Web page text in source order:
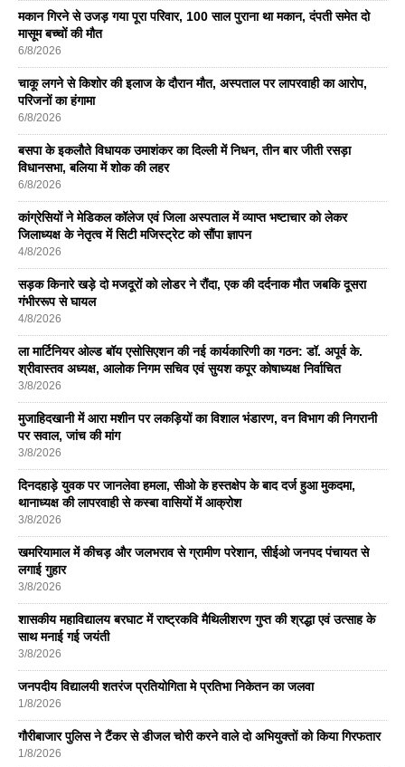
मकान गिरने से उजड़ गया पूरा परिवार, 100 साल पुराना था मकान, दंपती समेत दो
मासूम बच्चों की मौत
6/8/2026
चाकू लगने से किशोर की इलाज के दौरान मौत, अस्पताल पर लापरवाही का आरोप,
परिजनों का हंगामा
6/8/2026
बसपा के इकलाैते विधायक उमाशंकर का दिल्ली में निधन, तीन बार जीती रसड़ा
विधानसभा, बलिया में शोक की लहर
6/8/2026
कांग्रेसियों ने मेडिकल कॉलेज एवं जिला अस्पताल में व्याप्त भष्टाचार को लेकर
जिलाध्यक्ष के नेतृत्व में सिटी मजिस्ट्रेट को सौंपा ज्ञापन
4/8/2026
सड़क किनारे खड़े दो मजदूरों को लोडर ने रौंदा, एक की दर्दनाक मौत जबकि दूसरा
गंभीररूप से घायल
4/8/2026
ला मार्टिनियर ओल्ड बॉय एसोसिएशन की नई कार्यकारिणी का गठन: डॉ. अपूर्व के.
श्रीवास्तव अध्यक्ष, आलोक निगम सचिव एवं सुयश कपूर कोषाध्यक्ष निर्वाचित
3/8/2026
मुजाहिदखानी में आरा मशीन पर लकड़ियों का विशाल भंडारण, वन विभाग की निगरानी
पर सवाल, जांच की मांग
3/8/2026
दिनदहाड़े युवक पर जानलेवा हमला, सीओ के हस्तक्षेप के बाद दर्ज हुआ मुकदमा,
थानाध्यक्ष की लापरवाही से कस्बा वासियों में आक्रोश
3/8/2026
खमरियामाल में कीचड़ और जलभराव से ग्रामीण परेशान, सीईओ जनपद पंचायत से
लगाई गुहार
3/8/2026
शासकीय महाविद्यालय बरघाट में राष्ट्रकवि मैथिलीशरण गुप्त की श्रद्धा एवं उत्साह के
साथ मनाई गई जयंती
3/8/2026
जनपदीय विद्यालयी शतरंज प्रतियोगिता मे प्रतिभा निकेतन का जलवा
1/8/2026
गौरीबाजार पुलिस ने टैंकर से डीजल चोरी करने वाले दो अभियुक्तों को किया गिरफतार
1/8/2026